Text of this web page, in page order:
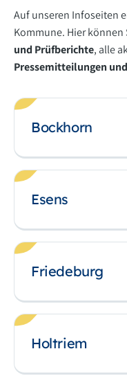
Auf unseren Infoseiten
Kommune. Hier können
und Prüfberichte, alle
Pressemitteilungen
Bockhorn
Esens
Friedeburg
Holtriem